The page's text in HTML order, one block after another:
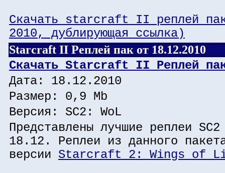
Скачать starcraft II реплей
2010, дублирующая ссылка)
Starcraft II Реплей пак от 18.12.2010
Скачать Starcraft II Реплей
Дата: 18.12.2010
Размер: 0,9 Mb
Версия: SC2: WoL
Представлены лучшие реплеи
18.12. Реплеи из данного
версии Starcraft 2: Wings of